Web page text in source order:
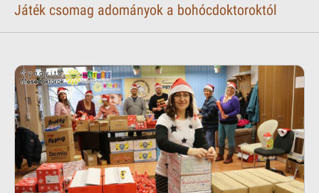
Játék csomag adományok a bohócdoktoroktól